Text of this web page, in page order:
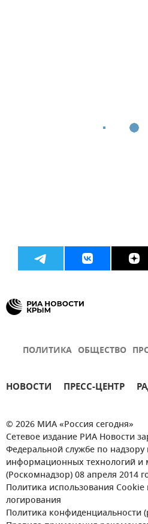
ПОЛИТИКА ОБЩЕСТВО
НОВОСТИ ПРЕСС-ЦЕНТР
© 2026 МИА «Россия сегодня»
Сетевое издание РИА Новости
Федеральной службе по надзору
информационных технологий
(Роскомнадзор) 08 апреля 2014
Политика использования Cookie
логирования
Политика конфиденциальности